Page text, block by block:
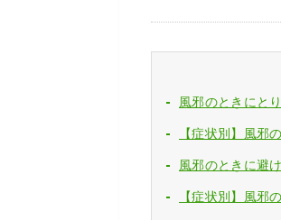
風邪のときにと
【症状別】風邪
風邪のときに避
【症状別】風邪